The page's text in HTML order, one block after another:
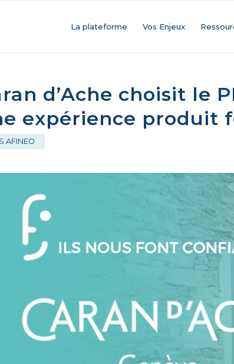
La plateforme Vos Enjeux
d’Ache choisit le
expérience produit
AFINEO